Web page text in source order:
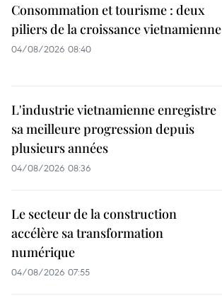
Consommation et tourisme : deux
piliers de la croissance vietnamienne
04/08/2026 08:40
L'industrie vietnamienne enregistre
sa meilleure progression depuis
plusieurs années
04/08/2026 08:36
Le secteur de la construction
accélère sa transformation
numérique
04/08/2026 07:55